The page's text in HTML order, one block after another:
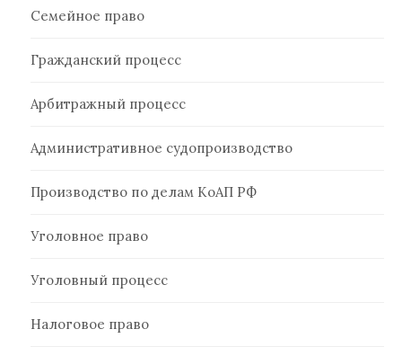
Семейное право
Гражданский процесс
Арбитражный процесс
Административное судопроизводство
Производство по делам КоАП РФ
Уголовное право
Уголовный процесс
Налоговое право